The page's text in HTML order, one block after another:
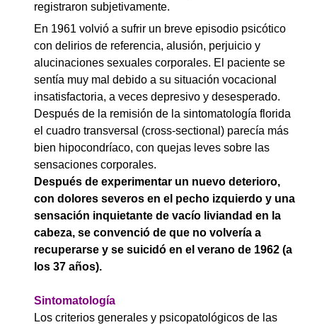
registraron subjetivamente.
En 1961 volvió a sufrir un breve episodio psicótico
con delirios de referencia, alusión, perjuicio y
alucinaciones sexuales corporales. El paciente se
sentía muy mal debido a su situación vocacional
insatisfactoria, a veces depresivo y desesperado.
Después de la remisión de la sintomatología florida
el cuadro transversal (cross-sectional) parecía más
bien hipocondríaco, con quejas leves sobre las
sensaciones corporales.
Después de experimentar un nuevo deterioro,
con dolores severos en el pecho izquierdo y una
sensación inquietante de vacío liviandad en la
cabeza, se convenció de que no volvería a
recuperarse y se suicidó en el verano de 1962 (a
los 37 años).
Sintomatología
Los criterios generales y psicopatológicos de las